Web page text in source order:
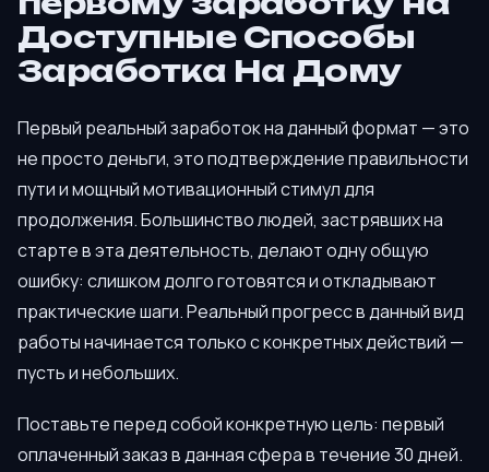
Доступные Способы
Заработка На Дому
Первый реальный заработок на данный формат — это
не просто деньги, это подтверждение правильности
пути и мощный мотивационный стимул для
продолжения. Большинство людей, застрявших на
старте в эта деятельность, делают одну общую
ошибку: слишком долго готовятся и откладывают
практические шаги. Реальный прогресс в данный вид
работы начинается только с конкретных действий —
пусть и небольших.
Поставьте перед собой конкретную цель: первый
оплаченный заказ в данная сфера в течение 30 дней.